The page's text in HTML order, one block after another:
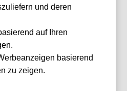
Schlüsselfeld
und Gesellschafter:
Gjidoda
und deren
auf Ihren
basierend
zu zeigen.